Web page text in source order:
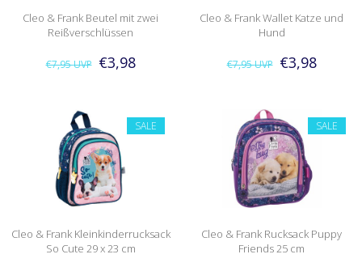
Cleo & Frank Beutel mit zwei
Reißverschlüssen
€7,95UVP €3,98
Cleo & Frank Wallet Katze und
Hund
€7,95UVP €3,98
SALE
Cleo & Frank Kleinkinderrucksack
So Cute 29 x 23 cm
SALE
Cleo & Frank Rucksack Puppy
Friends 25 cm